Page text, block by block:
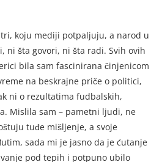
koju mediji potpaljuju, a narod u
ni šta govori, ni šta radi. Svih ovih
bila sam fascinirana činjenicom
na beskrajne priče o politici,
ni o rezultatima fudbalskih,
Mislila sam – pametni ljudi, ne
tuđe mišljenje, a svoje
sada mi je jasno da je ćutanje
pod tepih i potpuno ubilo